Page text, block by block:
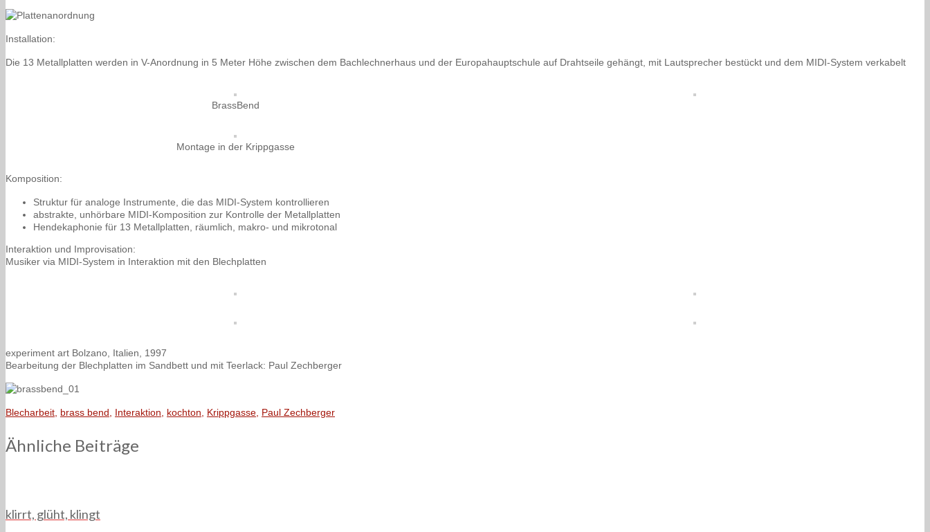
Installation:
Die 13 Metallplatten werden in V-Anordnung in 5 Meter Höhe zwischen dem Bachlechnerhaus und der Europahauptschule auf Drahtseile gehängt, mit Lautsprecher bestückt und dem MIDI-System verkabelt
BrassBend
Montage in der Krippgasse
Komposition:
Struktur für analoge Instrumente, die das MIDI-System kontrollieren
abstrakte, unhörbare MIDI-Komposition zur Kontrolle der Metallplatten
Hendekaphonie für 13 Metallplatten, räumlich, makro- und mikrotonal
Interaktion und Improvisation:
Musiker via MIDI-System in Interaktion mit den Blechplatten
experiment art Bolzano, Italien, 1997
Bearbeitung der Blechplatten im Sandbett und mit Teerlack: Paul Zechberger
Blecharbeit brass bend Interaktion kochton Krippgasse Paul Zechberger
Ähnliche Beiträge
klirrt, glüht, klingt